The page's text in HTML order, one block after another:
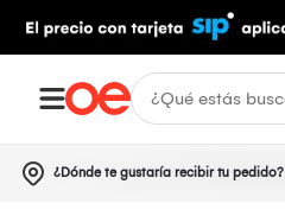
¿Dónde te gustaría recibir tu pedido?